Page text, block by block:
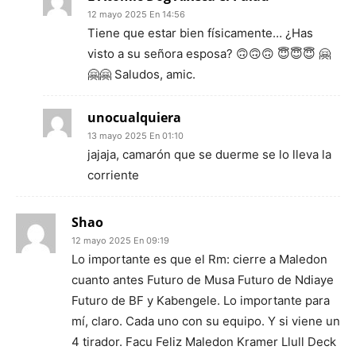
12 mayo 2025 En 14:56
Tiene que estar bien físicamente… ¿Has
visto a su señora esposa? 🙃🙃🙃 😇😇😇 🤗
🤗🤗 Saludos, amic.
unocualquiera
13 mayo 2025 En 01:10
jajaja, camarón que se duerme se lo lleva la
corriente
Shao
12 mayo 2025 En 09:19
Lo importante es que el Rm: cierre a Maledon
cuanto antes Futuro de Musa Futuro de Ndiaye
Futuro de BF y Kabengele. Lo importante para
mí, claro. Cada uno con su equipo. Y si viene un
4 tirador. Facu Feliz Maledon Kramer Llull Deck